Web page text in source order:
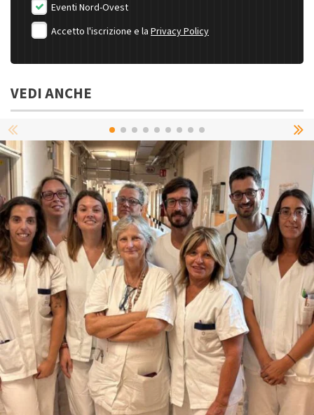
Eventi Nord-Ovest
Accetto l'iscrizione e la Privacy Policy
VEDI ANCHE